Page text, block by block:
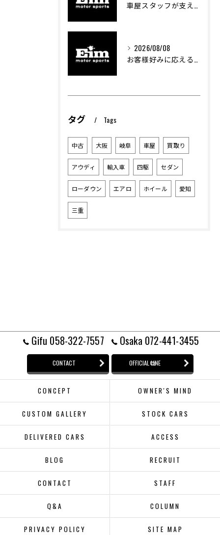
車屋スタッフが支える車両カスタムの魅力と技術進化
2026/08/08
お客様好みに応える中古車選びのポイント
タグ Tags
中古 大阪 岐阜 車屋 買取り
アウディ 輸入車 四駆 セダン
ローダウン エアロ ホイール 愛知
三重
Gifu 058-322-7557 Osaka 072-441-3455
CONTACT OFFICIAL LINE
CONCEPT OWNER'S MIND
CUSTOM GALLERY STOCK CARS
DELIVERED CARS ACCESS
BLOG RECRUIT
CONTACT STAFF
Q&A COLUMN
PRIVACY POLICY SITE MAP